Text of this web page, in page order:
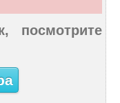
посмотрите